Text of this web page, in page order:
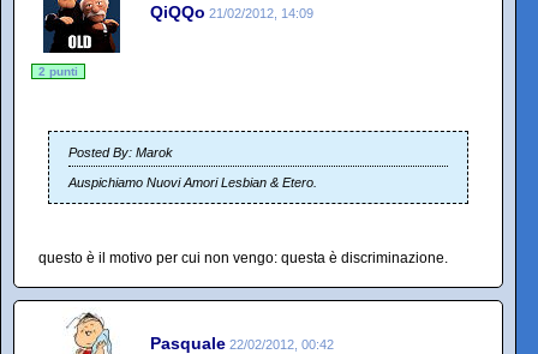
QiQQo 21/02/2012, 14:09
2 punti
Posted By: Marok
Auspichiamo Nuovi Amori Lesbian & Etero.
questo è il motivo per cui non vengo: questa è discriminazione.
Pasquale 22/02/2012, 00:42